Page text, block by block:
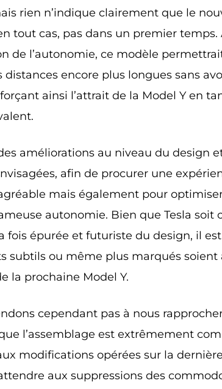
rien n’indique clairement que le
tout cas, pas dans un premier temps.
de l’autonomie, ce modèle
distances encore plus longues sans
ainsi l’attrait de la Model Y en
améliorations au niveau du design
afin de procurer une
mais également pour
autonomie. Bien que Tesla soit
fois épurée et futuriste du design, il
subtils ou même plus marqués soient
la prochaine Model Y.
cependant pas à nous
l’assemblage est extrêmement
modifications opérées sur la
aux suppressions des